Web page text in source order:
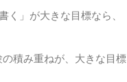
」が大きな目標なら、
積み重ねが、大きな目標